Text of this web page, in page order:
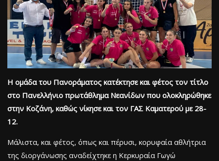
Η ομάδα του Πανοράματος κατέκτησε και φέτος τον τίτλο
στο Πανελλήνιο πρωτάθλημα Νεανίδων που ολοκληρώθηκε
στην Κοζάνη, καθώς νίκησε και τον ΓΑΣ Καματερού με 28-
12.
Μάλιστα, και φέτος, όπως και πέρυσι, κορυφαία αθλήτρια
της διοργάνωσης αναδείχτηκε η Κερκυραία Γωγώ